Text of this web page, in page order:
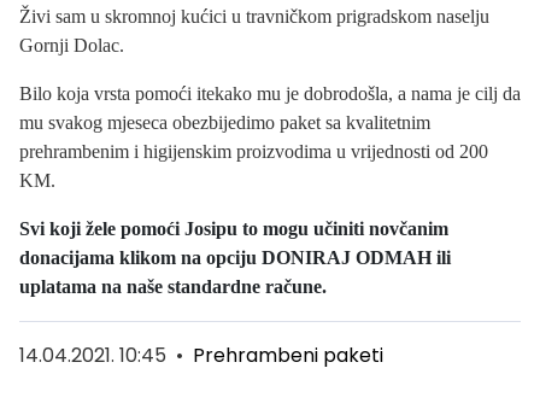
Živi sam u skromnoj kućici u travničkom prigradskom naselju
Gornji Dolac.
Bilo koja vrsta pomoći itekako mu je dobrodošla, a nama je cilj da
mu svakog mjeseca obezbijedimo paket sa kvalitetnim
prehrambenim i higijenskim proizvodima u vrijednosti od 200
KM.
Svi koji žele pomoći Josipu to mogu učiniti novčanim
donacijama klikom na opciju DONIRAJ ODMAH ili
uplatama na naše standardne račune.
14.04.2021. 10:45 • Prehrambeni paketi